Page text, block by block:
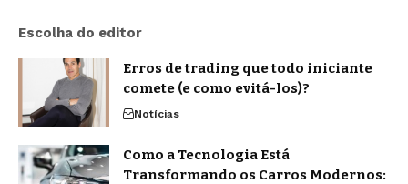
Escolha do editor
Erros de trading que todo iniciante
comete (e como evitá-los)?
Notícias
Como a Tecnologia Está
Transformando os Carros Modernos: